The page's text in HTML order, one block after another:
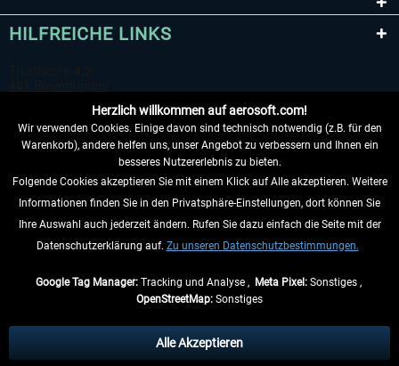
HILFREICHE LINKS
VERTRAG WIDERRUFEN
INFORMATIONEN
anders beschrieben.
** Gilt für Lieferungen innerhalb Deutschlands, Lieferzeiten für andere Länder
Herzlich willkommen auf aerosoft.com!
Wir verwenden Cookies. Einige davon sind technisch notwendig (z.B. für den
Warenkorb), andere helfen uns, unser Angebot zu verbessern und Ihnen ein
besseres Nutzererlebnis zu bieten.
Folgende Cookies akzeptieren Sie mit einem Klick auf Alle akzeptieren. Weitere
Informationen finden Sie in den Privatsphäre-Einstellungen, dort können Sie
Ihre Auswahl auch jederzeit ändern. Rufen Sie dazu einfach die Seite mit der
Datenschutzerklärung auf. Zu unseren Datenschutzbestimmungen.
Google Tag Manager:Tracking und Analyse , Meta Pixel:Sonstiges ,
OpenStreetMap: Sonstiges
Alle Akzeptieren